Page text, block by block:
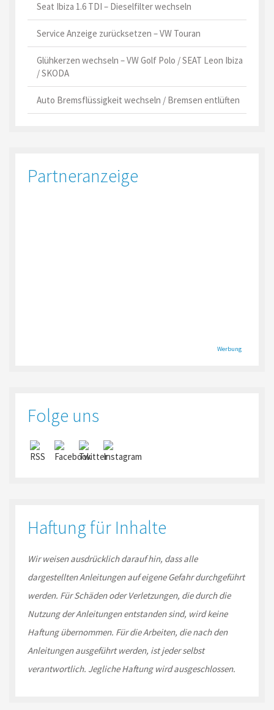
Seat Ibiza 1.6 TDI – Dieselfilter wechseln
Service Anzeige zurücksetzen – VW Touran
Glühkerzen wechseln – VW Golf Polo / SEAT Leon Ibiza
/ SKODA
Auto Bremsflüssigkeit wechseln / Bremsen entlüften
Partneranzeige
Werbung
Folge uns
Haftung für Inhalte
Wir weisen ausdrücklich darauf hin, dass alle
dargestellten Anleitungen auf eigene Gefahr durchgeführt
werden. Für Schäden oder Verletzungen, die durch die
Nutzung der Anleitungen entstanden sind, wird keine
Haftung übernommen. Für die Arbeiten, die nach den
Anleitungen ausgeführt werden, ist jeder selbst
verantwortlich. Jegliche Haftung wird ausgeschlossen.